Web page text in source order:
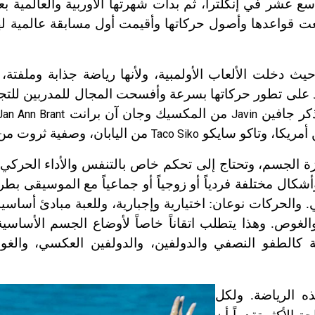
الانطلاقة الرسمية لهذه الرياضة عام 1984 حيث دخلت الألعاب الأولمبية، ولأنها رياضة
تطور حركاتها بسرعة وأفسحت المجال للمدربين
جافين Javinمن المكسيك وجان آن برانت Ann Brant
وتاكو سايكو Taco Siko من اليابان، وصفية ثروت
الجسم، وتحتاج إلى تحكم خاص بالتنفس والأداء
مختلفة فردياً أو زوجياً أو جماعياً مع الموسيقى
نوعان: اختيارية وإجبارية، وللعبة مبادئ
وهذا يتطلب اتقاناً خاصاً لأوضاع الجسم
كالطفو النصفي والدولفين، والدولفين العكسي،
الرياضة. ولكل